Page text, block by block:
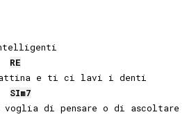
RE
e ti ci lavi i denti
SIm7
voglia di pensare o di ascoltare